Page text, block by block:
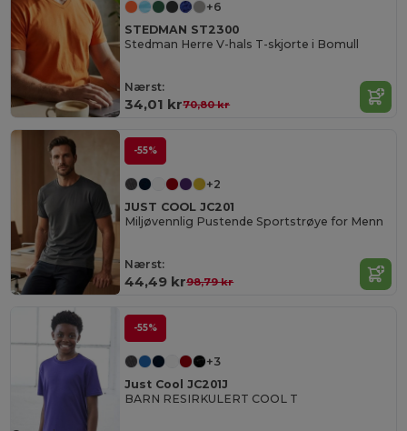
+6
STEDMAN ST2300
Stedman Herre V-hals T-skjorte i Bomull
Nærst:
34,01 kr70,80 kr
-55%
+2
JUST COOL JC201
Miljøvennlig Pustende Sportstrøye for Menn
Nærst:
44,49 kr98,79 kr
-55%
+3
Just Cool JC201J
BARN RESIRKULERT COOL T